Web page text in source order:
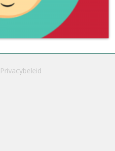
Privacybeleid